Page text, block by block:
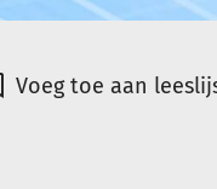
Voeg toe aan